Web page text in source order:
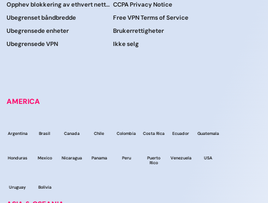
Opphev blokkering av ethvert nettsted
Ubegrenset båndbredde
Ubegrensede enheter
Ubegrensede VPN
CCPA Privacy Notice
Free VPN Terms of Service
Brukerrettigheter
Ikke selg
AMERICA
Argentina Brasil Canada Chile Colombia Costa Rica Ecuador Guatemala
Honduras Mexico Nicaragua Panama Peru
Puerto
Rico
Venezuela USA
Uruguay Bolivia